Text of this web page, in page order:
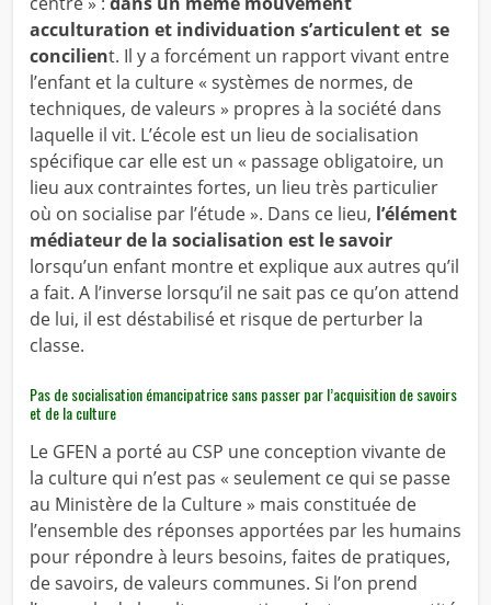
acculturation et individuation s’articulent et se
concilient. Il y a forcément un rapport vivant entre
l’enfant et la culture « systèmes de normes, de
techniques, de valeurs » propres à la société dans
laquelle il vit. L’école est un lieu de socialisation
spécifique car elle est un « passage obligatoire, un
lieu aux contraintes fortes, un lieu très particulier
où on socialise par l’étude ». Dans ce lieu, l’élément
médiateur de la socialisation est le savoir
lorsqu’un enfant montre et explique aux autres qu’il
a fait. A l’inverse lorsqu’il ne sait pas ce qu’on attend
de lui, il est déstabilisé et risque de perturber la
classe.
Pas de socialisation émancipatrice sans passer par l’acquisition de savoirs
et de la culture
Le GFEN a porté au CSP une conception vivante de
la culture qui n’est pas « seulement ce qui se passe
au Ministère de la Culture » mais constituée de
l’ensemble des réponses apportées par les humains
pour répondre à leurs besoins, faites de pratiques,
de savoirs, de valeurs communes. Si l’on prend